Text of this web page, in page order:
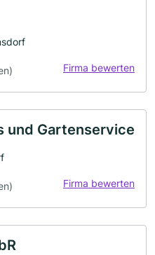
Firma bewerten
und Gartenservice
Firma bewerten